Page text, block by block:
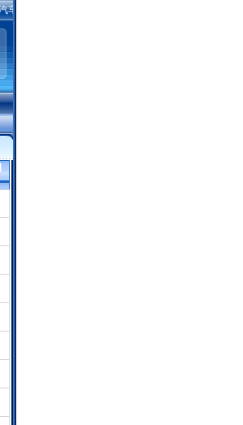
维修资料，手机维修资料，电脑主板|硬盘|显示器维